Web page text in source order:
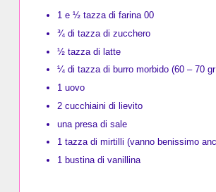
1 e ½ tazza di farina 00
¾ di tazza di zucchero
½ tazza di latte
¼ di tazza di burro morbido (60 – 70
1 uovo
2 cucchiaini di lievito
una presa di sale
1 tazza di mirtilli (vanno benissimo
1 bustina di vanillina